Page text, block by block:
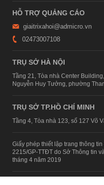
HỖ TRỢ QUẢNG CÁO
giaitrixahoi@admicro.vn
02473007108
TRỤ SỞ HÀ NỘI
Tầng 21, Tòa nhà Center
Nguyễn Huy Tưởng, phường
TRỤ SỞ TP.HỒ CHÍ MINH
Tầng 4, Tòa nhà 123, số 127 Võ
Giấy phép thiết lập trang thông
2215/GP-TTĐT do Sở Thông tin
tháng 4 năm 2019